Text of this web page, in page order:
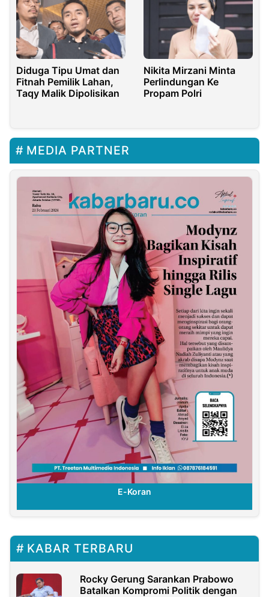
Diduga Tipu Umat dan
Fitnah Pemilik Lahan,
Taqy Malik Dipolisikan
Nikita Mirzani Minta
Perlindungan Ke
Propam Polri
MEDIA PARTNER
E-Koran
KABAR TERBARU
Rocky Gerung Sarankan Prabowo
Batalkan Kompromi Politik dengan